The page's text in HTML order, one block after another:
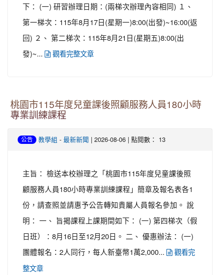
下： (一) 研習辦理日期：(兩梯次辦理內容相同) １、
第一梯次：115年8月17日(星期一)8:00(出發)~16:00(返
回) ２、 第二梯次：115年8月21日(星期五)8:00(出
發)~...
觀看完整文章
桃園市115年度兒童課後照顧服務人員180小時
專業訓練課程
公告 教學組 - 最新新聞 | 2026-08-06 | 點閱數： 13
主旨： 檢送本校辦理之「桃園市115年度兒童課後照
顧服務人員180小時專業訓練課程」簡章及報名表各1
份，請查照並請惠予公告轉知貴屬人員報名參加。 說
明： 一、 旨揭課程上課期間如下： (一) 第四梯次（假
日班）：8月16日至12月20日。 二、 優惠辦法： (一)
團體報名：2人同行，每人新臺幣1萬2,000...
觀看完
整文章